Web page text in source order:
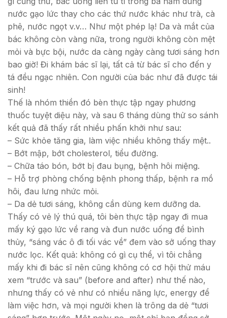
nước gạo lức thay cho các thứ nước khác như trà, cà
phê, nước ngọt v.v… Như một phép lạ! Da và mắt của
bác không còn vàng nữa, trong người không còn mệt
mỏi và bực bội, nước da càng ngày càng tươi sáng hơn
bao giờ! Đi khám bác sĩ lại, tất cả từ bác sĩ cho đến y
tá đều ngạc nhiên. Con người của bác như đã được tái
sinh!
Thế là nhóm thiền đó bèn thực tập ngay phương
thuốc tuyệt diệu này, và sau 6 tháng dùng thử so sánh
kết quả đã thấy rất nhiều phấn khởi như sau:
– Sức khỏe tăng gia, làm việc nhiều không thấy mệt..
– Bớt mập, bớt cholesterol, tiểu đường.
– Chữa táo bón, bớt bị đau bụng, bệnh hôi miệng.
– Hỗ trợ phòng chống bệnh phong thấp, bệnh ra mồ
hôi, đau lưng nhức mỏi.
– Da dẻ tươi sáng, không cần dùng kem dưỡng da.
Thấy có vẻ lý thú quá, tôi bèn thực tập ngay đi mua
mấy ký gạo lức về rang và đun nước uống để bình
thủy, “sáng vác ô đi tối vác về” đem vào sở uống thay
nước lọc. Kết quả: không có gì cụ thể, vì tôi chẳng
mấy khi đi bác sĩ nên cũng không có cơ hội thử máu
xem “trước và sau” (before and after) như thế nào,
nhưng thấy có vẻ như có nhiều năng lực, energy để
làm việc hơn, và mọi người khen là trông da dẻ “tươi